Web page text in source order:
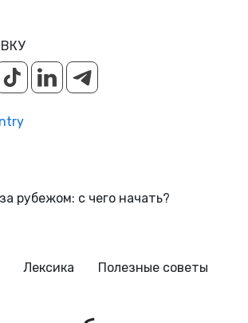
рубежом: с чего начать?
Лексика
Полезные советы